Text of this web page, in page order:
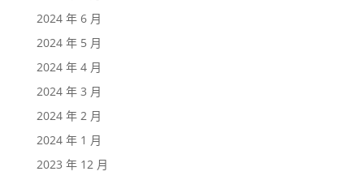
2024 年 6 月
2024 年 5 月
2024 年 4 月
2024 年 3 月
2024 年 2 月
2024 年 1 月
2023 年 12 月